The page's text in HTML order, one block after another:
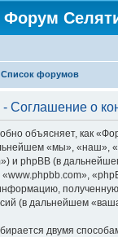
Форум
Список форумов
Соглашение о
объясняет, как
«мы», «наш»,
и phpBB (в
(в дальнейшем
двумя